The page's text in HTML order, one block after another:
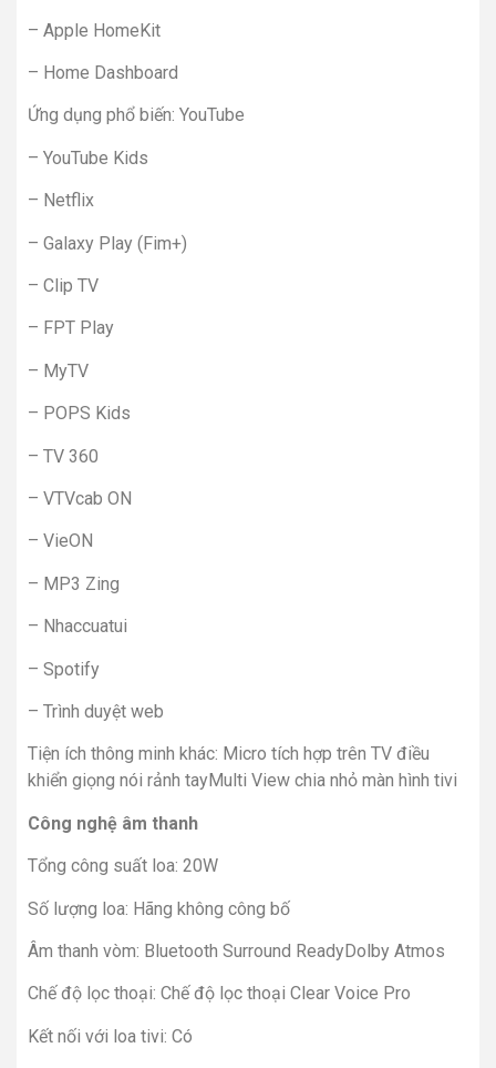
– Apple HomeKit
– Home Dashboard
Ứng dụng phổ biến: YouTube
– YouTube Kids
– Netflix
– Galaxy Play (Fim+)
– Clip TV
– FPT Play
– MyTV
– POPS Kids
– TV 360
– VTVcab ON
– VieON
– MP3 Zing
– Nhaccuatui
– Spotify
– Trình duyệt web
Tiện ích thông minh khác: Micro tích hợp trên TV điều
khiển giọng nói rảnh tayMulti View chia nhỏ màn hình tivi
Công nghệ âm thanh
Tổng công suất loa: 20W
Số lượng loa: Hãng không công bố
Âm thanh vòm: Bluetooth Surround ReadyDolby Atmos
Chế độ lọc thoại: Chế độ lọc thoại Clear Voice Pro
Kết nối với loa tivi: Có